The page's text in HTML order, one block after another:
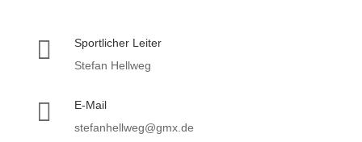

Sportlicher Leiter
Stefan Hellweg

E-Mail
stefanhellweg@gmx.de